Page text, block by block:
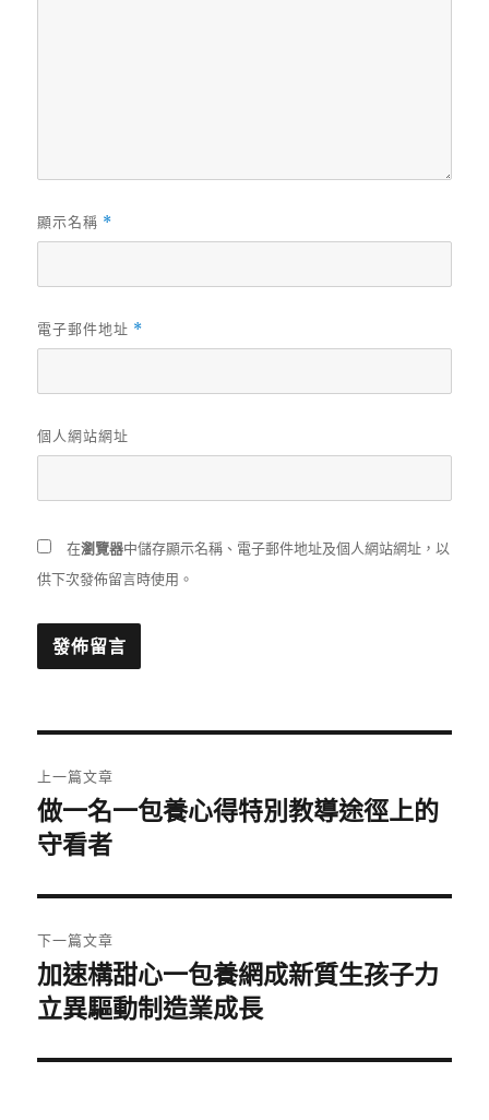
顯示名稱 *
電子郵件地址 *
個人網站網址
在瀏覽器中儲存顯示名稱、電子郵件地址及個人網站網址，以
供下次發佈留言時使用。
章
導
覽
上一篇文章
上
一
文
章:
做一名一包養心得特別教導途徑上的
守看者
下一篇文章
下
一
文
加速構甜心一包養網成新質生孩子力
立異驅動制造業成長